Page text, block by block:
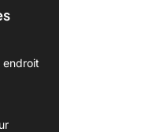
endroit